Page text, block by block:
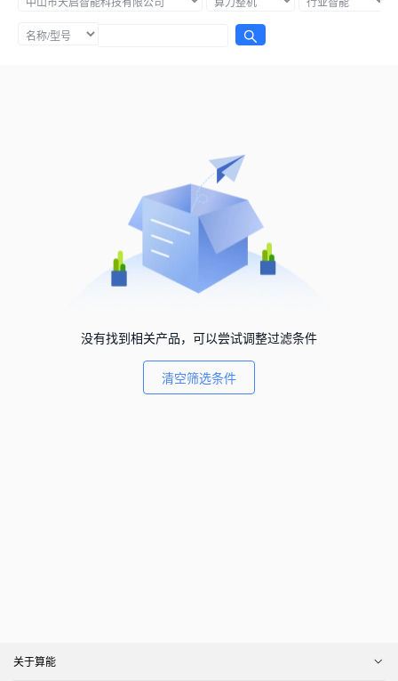
没有找到相关产品，可以尝试调整过滤条件
清空筛选条件
关于算能